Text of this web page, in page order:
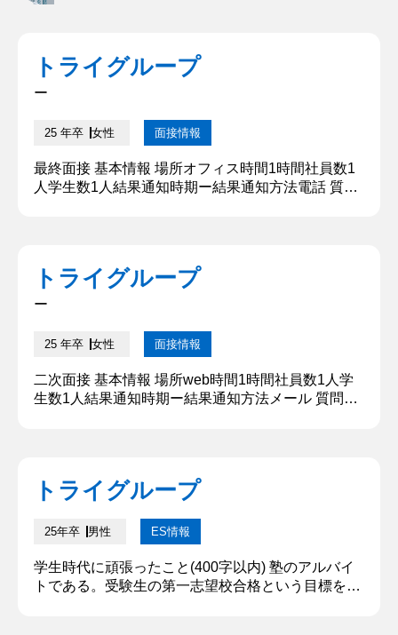
トライグループ
ー
25 年卒 女性 面接情報
最終面接 基本情報 場所オフィス時間1時間社員数1
人学生数1人結果通知時期ー結果通知方法電話 質問
化や人口減少が進む中、若い人が来ると活気づき、
トライグループ
ー
25 年卒 女性 面接情報
二次面接 基本情報 場所web時間1時間社員数1人学
生数1人結果通知時期ー結果通知方法メール 質問内
ことはできないからです。教室運営のやり方や生徒
社員として働き、...
トライグループ
25年卒 男性 ES情報
学生時代に頑張ったこと(400字以内) 塾のアルバイ
トである。受験生の第一志望校合格という目標を掲